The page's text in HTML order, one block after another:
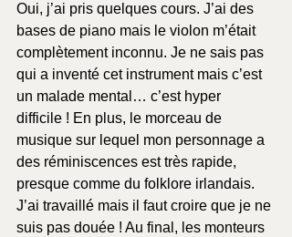
Oui, j’ai pris quelques cours. J’ai des
bases de piano mais le violon m’était
complètement inconnu. Je ne sais pas
qui a inventé cet instrument mais c’est
un malade mental… c’est hyper
difficile ! En plus, le morceau de
musique sur lequel mon personnage a
des réminiscences est très rapide,
presque comme du folklore irlandais.
J’ai travaillé mais il faut croire que je ne
suis pas douée ! Au final, les monteurs